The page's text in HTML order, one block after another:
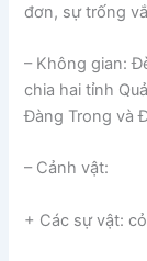
đơn, sự trống
– Không gian:
chia hai tỉnh
Đàng Trong và
– Cảnh vật:
+ Các sự vật: